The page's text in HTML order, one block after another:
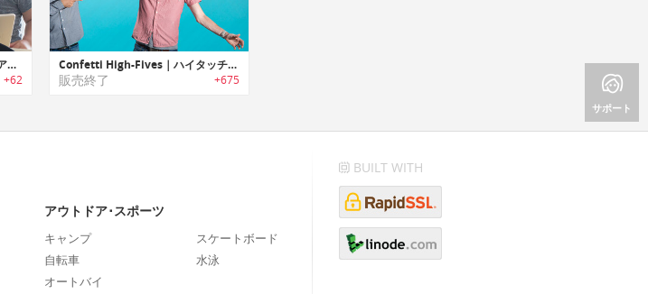
GROOVIES｜友達と音楽をシェア可能なキッズ用ヘッドフォン「グルーヴィーズ」
+62
Confetti High-Fives｜ハイタッチすると紙吹雪を飛ばすパーティグッズ「コンフェティハイファイブ」
販売終了 +675
サポート
アウトドア･スポーツ
キャンプ
自転車
オートバイ
スケートボード
水泳
BUILT WITH